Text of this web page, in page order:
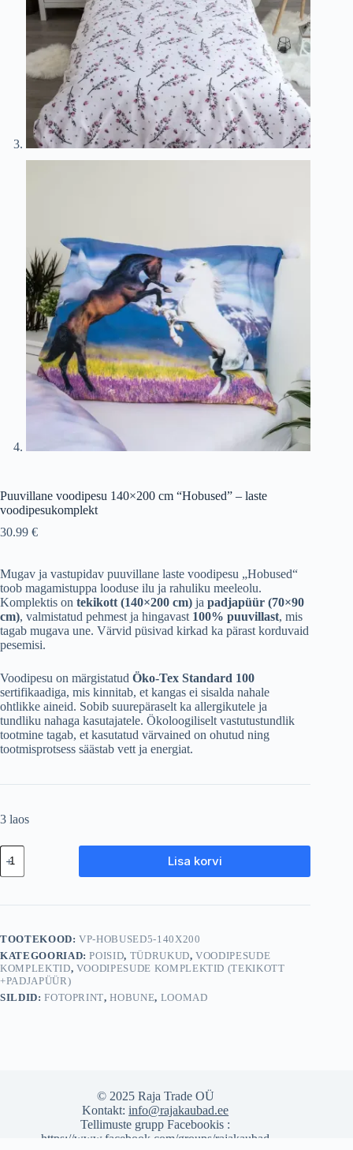
Puuvillane voodipesu 140×200 cm “Hobused” – laste
voodipesukomplekt
30.99 €
Mugav ja vastupidav puuvillane laste voodipesu „Hobused“
toob magamistuppa looduse ilu ja rahuliku meeleolu.
Komplektis on tekikott (140×200 cm) ja padjapüür (70×90
cm), valmistatud pehmest ja hingavast 100% puuvillast, mis
tagab mugava une. Värvid püsivad kirkad ka pärast korduvaid
pesemisi.
Voodipesu on märgistatud Öko-Tex Standard 100
sertifikaadiga, mis kinnitab, et kangas ei sisalda nahale
ohtlikke aineid. Sobib suurepäraselt ka allergikutele ja
tundliku nahaga kasutajatele. Ökoloogiliselt vastutustundlik
tootmine tagab, et kasutatud värvained on ohutud ning
tootmisprotsess säästab vett ja energiat.
3 laos
Puuvillane
voodipesu
140×200
"Hobused"
voodipesukomplekt
kogus
Lisa korvi
TOOTEKOOD:VP-HOBUSED5-140X200
KATEGOORIAD:POISID, TÜDRUKUD,VOODIPESUDE
KOMPLEKTID, VOODIPESUDE KOMPLEKTID (TEKIKOTT
+PADJAPÜÜR)
SILDID:FOTOPRINT,HOBUNE, LOOMAD
© 2025 Raja Trade OÜ
Kontakt:info@rajakaubad.ee
Tellimuste grupp Facebookis :
https://www.facebook.com/groups/rajakaubad